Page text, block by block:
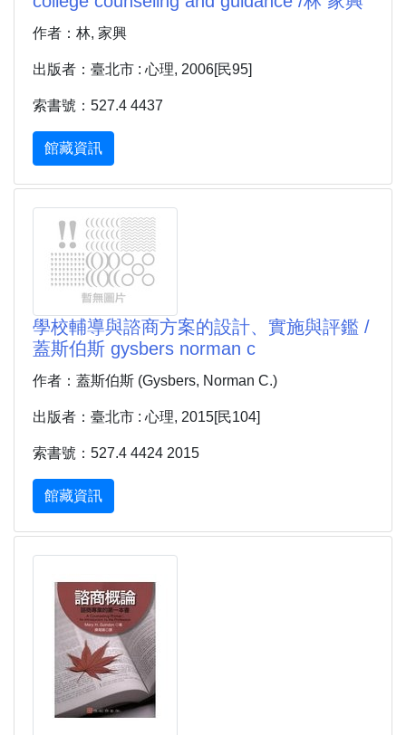
作者：林, 家興
出版者：臺北市 : 心理, 2006[民95]
索書號：527.4 4437
館藏資訊
學校輔導與諮商方案的設計、實施與評鑑 /
蓋斯伯斯 gysbers norman c
作者：蓋斯伯斯 (Gysbers, Norman C.)
出版者：臺北市 : 心理, 2015[民104]
索書號：527.4 4424 2015
館藏資訊